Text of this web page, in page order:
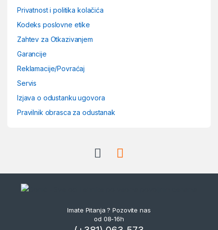
Privatnost i politika kolačića
Kodeks poslovne etike
Zahtev za Otkazivanjem
Garancije
Reklamacije/Povraćaj
Servis
Izjava o odustanku ugovora
Pravilnik obrasca za odustanak
Imate Pitanja ? Pozovite nas
od 08-16h